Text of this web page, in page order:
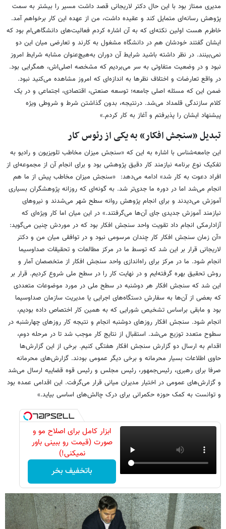
مدیری ممتاز بود با این حال دکتر لاریجانی قصد داشت مسیر را بیشتر به سمت
پژوهش رسانه‌ای متمایل کند و عقیده داشت، من از عهده این کار برخواهم آمد.
خاطرم هست اولین نکته‌ای که به آن اشاره کردم فعالیت‌های دانشگاهی‌ام بود که
ایشان گفتند خودشان هم در دانشگاه مشغول به کارند و تعارضی میان این دو
نمی‌بینند. در نظر داشته باشید شرایط آن دوران به‌هیچ‌عنوان مشابه شرایط امروز
نبود و در وضعیت متفاوتی به سر می‌بردیم که مشخصه اصلی‌اش، همگرایی بود.
در واقع تعارضات و اختلاف نظرها به اندازه‌ای که امروز مشاهده می‌کنید نبود.
ضمن این که مسئله اصلی جامعه؛ توسعه صنعتی، اقتصادی، اجتماعی و در یک
کلام سازندگی قلمداد می‌شد. درنتیجه، بدون گذاشتن شرط و شروطی ویژه
پیشنهاد ایشان را پذیرفتم و آغاز به کار کردم.»
تبدیل «سنجش افکار» به یکی از رئوس کار
این جامعه‌شناس با اشاره به این که «سنجش میزان مخاطب تلویزیون و رادیو به
تفکیک نوع برنامه نیازمند کار دقیق پژوهشی بود و برای انجام آن از مجموعه‌ای از
افراد دعوت به کار شد» ادامه می‌دهد: «سنجش میزان مخاطب پیش از ما هم
انجام می‌شد اما در دوره ما جدی‌تر شد. به گونه‌ای که روزانه پژوهشگران بسیاری
آموزش می‌دیدند و برای انجام پژوهش روانه سطح شهر می‌شدند و نیروهای
نیازمند آموزش جدیدی جای آن‌ها می‌گرفتند.» در این میان اما کار ویژه‌ای که
آزادارمکی انجام داد تقویت واحد سنجش افکار بود که در موردش چنین می‌گوید:
«آن زمان سنجش افکار کار چندان مرسومی نبود و در توافقی میان من و دکتر
لاریجانی قرار بر این شد که توسط ما در مرکز مطالعات و تحقیقات صداوسیما
انجام شود. ما در مرکز برای راه‌اندازی واحد سنجش افکار از متخصصان آمار و
روش تحقیق بهره گرفته‌ایم و در نهایت کار را در سطح ملی شروع کردیم. قرار بر
این شد که سنجش افکار هر دوشنبه در سطح ملی در مورد موضوعات متعددی
که بعضی از آن‌ها به سفارش دستگاه‌های اجرایی یا مدیریت سازمان صداوسیما
بود و مابقی براساس تشخیص شورایی که به همین کار اختصاص داده بودیم،
انجام شود. سنجش افکار روزهای دوشنبه انجام و نتیجه کار روزهای چهارشنبه در
سطوح متعدد توزیع می‌شد. استقبال از نتایج کار موجب شد تا در مرحله دوم،
اقدام به ارسال دو گزارش سنجش افکار هفتگی کنیم. برخی از این گزارش‌ها
حاوی اطلاعات بسیار محرمانه و برخی دیگر عمومی‌ بودند. گزارش‌های محرمانه‌
صرفا برای رهبری، رئیس‌جمهور، رئیس مجلس و رئیس قوه قضاییه ارسال می‌شد
و گزارش‌های عمومی‌ در اختیار مدیران میانی قرار می‌گرفت. این اقدامی عمده بود
و توانست به کمک حوزه حکمرانی برای درک چالش‌های اساسی بیاید.»
ابزار کامل برای اصلاح مو و
صورت (قیمت رو ببینی باور
نمیکنی!)
باتخفیف بخر